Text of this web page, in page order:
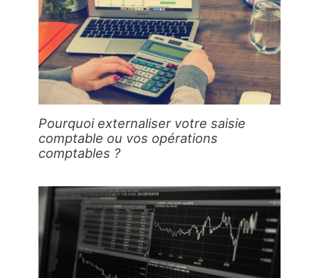
Pourquoi externaliser votre saisie
comptable ou vos opérations
comptables ?